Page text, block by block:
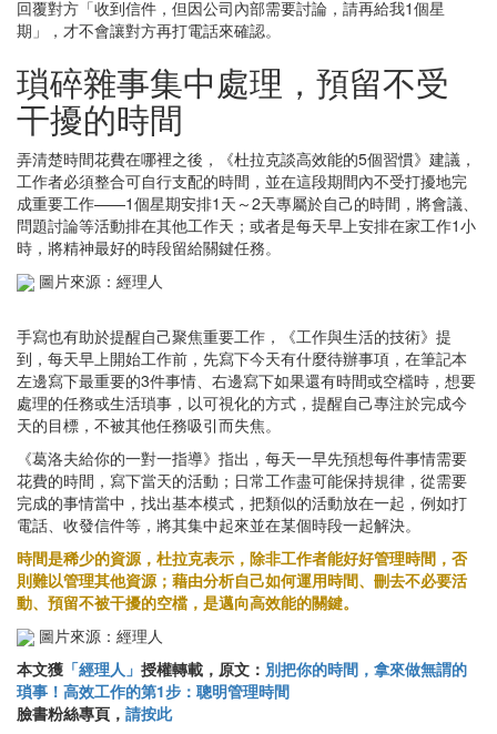
回覆對方「收到信件，但因公司內部需要討論，請再給我1個星
期」，才不會讓對方再打電話來確認。
瑣碎雜事集中處理，預留不受
干擾的時間
弄清楚時間花費在哪裡之後，《杜拉克談高效能的5個習慣》建議，
工作者必須整合可自行支配的時間，並在這段期間內不受打擾地完
成重要工作——1個星期安排1天～2天專屬於自己的時間，將會議、
問題討論等活動排在其他工作天；或者是每天早上安排在家工作1小
時，將精神最好的時段留給關鍵任務。
圖片來源：經理人
手寫也有助於提醒自己聚焦重要工作，《工作與生活的技術》提
到，每天早上開始工作前，先寫下今天有什麼待辦事項，在筆記本
左邊寫下最重要的3件事情、右邊寫下如果還有時間或空檔時，想要
處理的任務或生活瑣事，以可視化的方式，提醒自己專注於完成今
天的目標，不被其他任務吸引而失焦。
《葛洛夫給你的一對一指導》指出，每天一早先預想每件事情需要
花費的時間，寫下當天的活動；日常工作盡可能保持規律，從需要
完成的事情當中，找出基本模式，把類似的活動放在一起，例如打
電話、收發信件等，將其集中起來並在某個時段一起解決。
時間是稀少的資源，杜拉克表示，除非工作者能好好管理時間，否
則難以管理其他資源；藉由分析自己如何運用時間、刪去不必要活
動、預留不被干擾的空檔，是邁向高效能的關鍵。
圖片來源：經理人
本文獲 「經理人」 授權轉載，原文： 別把你的時間，拿來做無謂的
瑣事！高效工作的第1步：聰明管理時間
臉書粉絲專頁， 請按此